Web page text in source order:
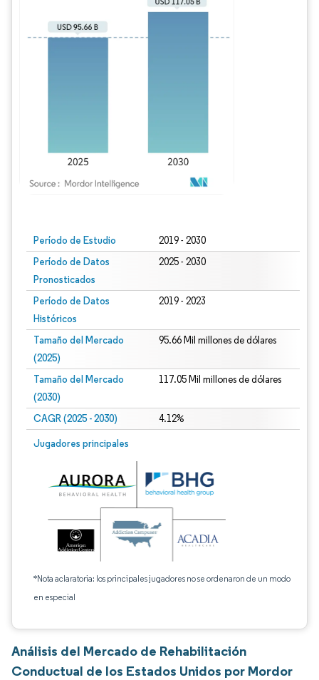
Período de Estudio 2019 - 2030
Período de Datos
Pronosticados
2025 - 2030
Período de Datos
Históricos
2019 - 2023
Tamaño del Mercado
(2025)
95.66 Mil millones de dólares
Tamaño del Mercado
(2030)
117.05 Mil millones de dólares
CAGR (2025 - 2030) 4.12%
Jugadores principales
*Nota aclaratoria: los principales jugadores no se ordenaron de un modo
en especial
Análisis del Mercado de Rehabilitación
Conductual de los Estados Unidos por Mordor